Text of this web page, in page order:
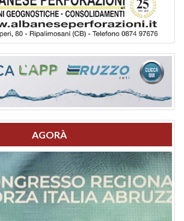
AGORÀ